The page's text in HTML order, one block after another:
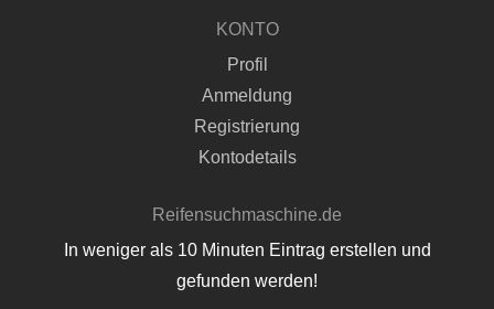
KONTO
Profil
Anmeldung
Registrierung
Kontodetails
Reifensuchmaschine.de
In weniger als 10 Minuten Eintrag erstellen und
gefunden werden!